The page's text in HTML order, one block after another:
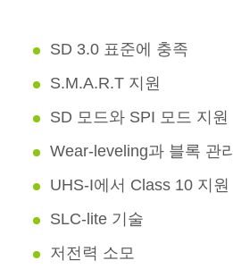
SD 3.0 표준에 충족
S.M.A.R.T 지원
SD 모드와 SPI 모드 지원
Wear-leveling과 블록 관리
UHS-I에서 Class 10 지원
SLC-lite 기술
저전력 소모